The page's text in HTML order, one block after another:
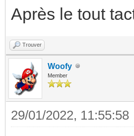
Après le tout
Trouver
Woofy
Member
29/01/2022, 11:55:58